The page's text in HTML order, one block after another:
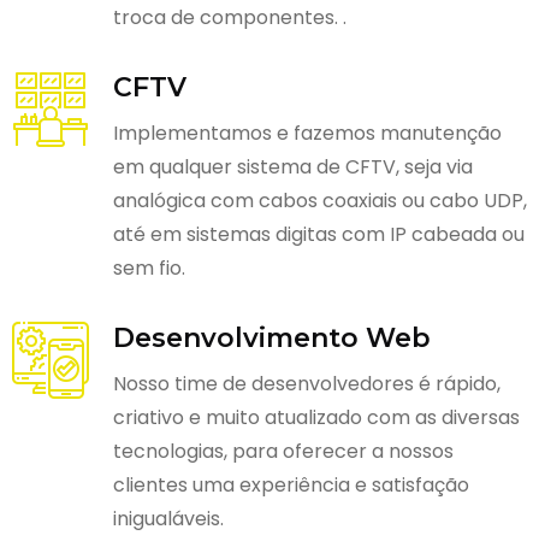
troca de componentes. .
CFTV
Implementamos e fazemos manutenção
em qualquer sistema de CFTV, seja via
analógica com cabos coaxiais ou cabo UDP,
até em sistemas digitas com IP cabeada ou
sem fio.
Desenvolvimento Web
Nosso time de desenvolvedores é rápido,
criativo e muito atualizado com as diversas
tecnologias, para oferecer a nossos
clientes uma experiência e satisfação
inigualáveis.